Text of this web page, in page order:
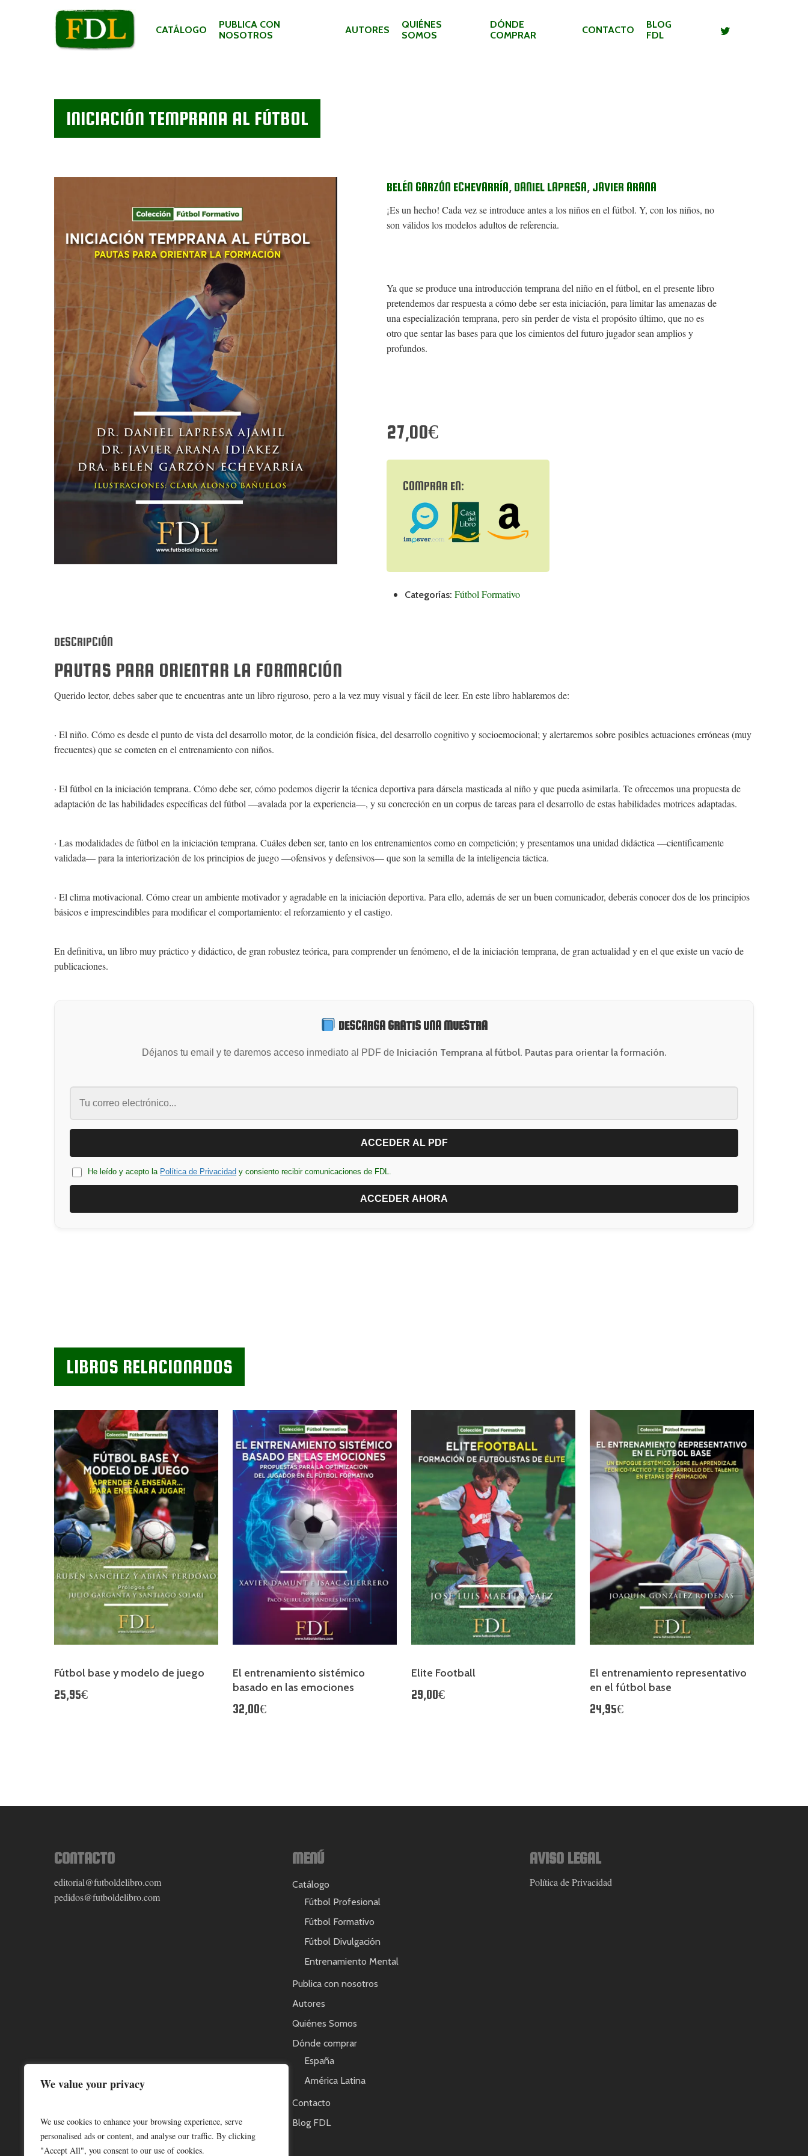
We value your privacy
We use cookies to enhance your browsing experience, serve
personalised ads or content, and analyse our traffic. By clicking
"Accept All", you consent to our use of cookies.
Hit enter to search or ESC to close
CATÁLOGO
PUBLICA CON
NOSOTROS
AUTORES
QUIÉNES
SOMOS
DÓNDE
COMPRAR
CONTACTO
BLOG
FDL
INICIACIÓN TEMPRANA AL FÚTBOL
BELÉN GARZÓN ECHEVARRÍA, DANIEL LAPRESA, JAVIER ARANA
¡Es un hecho! Cada vez se introduce antes a los niños en el fútbol. Y, con los niños, no
son válidos los modelos adultos de referencia.
Ya que se produce una introducción temprana del niño en el fútbol, en el presente libro
pretendemos dar respuesta a cómo debe ser esta iniciación, para limitar las amenazas de
una especialización temprana, pero sin perder de vista el propósito último, que no es
otro que sentar las bases para que los cimientos del futuro jugador sean amplios y
profundos.
27,00€
COMPRAR EN:
Categorías: Fútbol Formativo
DESCRIPCIÓN
PAUTAS PARA ORIENTAR LA FORMACIÓN
Querido lector, debes saber que te encuentras ante un libro riguroso, pero a la vez muy visual y fácil de leer. En este libro hablaremos de:
· El niño. Cómo es desde el punto de vista del desarrollo motor, de la condición física, del desarrollo cognitivo y socioemocional; y alertaremos sobre posibles actuaciones erróneas (muy
frecuentes) que se cometen en el entrenamiento con niños.
· El fútbol en la iniciación temprana. Cómo debe ser, cómo podemos digerir la técnica deportiva para dársela masticada al niño y que pueda asimilarla. Te ofrecemos una propuesta de
adaptación de las habilidades específicas del fútbol —avalada por la experiencia—, y su concreción en un corpus de tareas para el desarrollo de estas habilidades motrices adaptadas.
· Las modalidades de fútbol en la iniciación temprana. Cuáles deben ser, tanto en los entrenamientos como en competición; y presentamos una unidad didáctica —científicamente
validada— para la interiorización de los principios de juego —ofensivos y defensivos— que son la semilla de la inteligencia táctica.
· El clima motivacional. Cómo crear un ambiente motivador y agradable en la iniciación deportiva. Para ello, además de ser un buen comunicador, deberás conocer dos de los principios
básicos e imprescindibles para modificar el comportamiento: el reforzamiento y el castigo.
En definitiva, un libro muy práctico y didáctico, de gran robustez teórica, para comprender un fenómeno, el de la iniciación temprana, de gran actualidad y en el que existe un vacío de
publicaciones.
DESCARGA GRATIS UNA MUESTRA
Déjanos tu email y te daremos acceso inmediato al PDF de Iniciación Temprana al fútbol. Pautas para orientar la formación.
ACCEDER AL PDF
He leído y acepto la Política de Privacidad y consiento recibir comunicaciones de FDL.
ACCEDER AHORA
LIBROS RELACIONADOS
Fútbol base y modelo de juego
25,95€
El entrenamiento sistémico
basado en las emociones
32,00€
Elite Football
29,00€
El entrenamiento representativo
en el fútbol base
24,95€
CONTACTO
editorial@futboldelibro.com
pedidos@futboldelibro.com
MENÚ
Catálogo
Fútbol Profesional
Fútbol Formativo
Fútbol Divulgación
Entrenamiento Mental
Publica con nosotros
Autores
Quiénes Somos
Dónde comprar
España
América Latina
Contacto
Blog FDL
AVISO LEGAL
Política de Privacidad